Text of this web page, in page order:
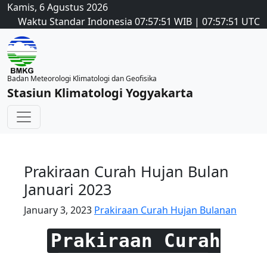
Kamis, 6 Agustus 2026
Waktu Standar Indonesia 07:57:51 WIB | 07:57:51 UTC
Badan Meteorologi Klimatologi dan Geofisika
Stasiun Klimatologi Yogyakarta
Prakiraan Curah Hujan Bulan
Januari 2023
January 3, 2023 Prakiraan Curah Hujan Bulanan
Prakiraan Curah